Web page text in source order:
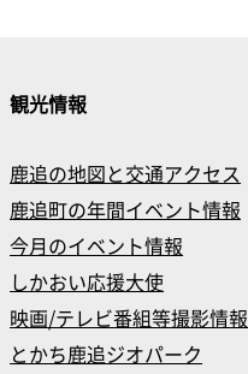
観光情報
鹿追の地図と交通アクセス
鹿追町の年間イベント情報
今月のイベント情報
しかおい応援大使
映画/テレビ番組等撮影情報
とかち鹿追ジオパーク